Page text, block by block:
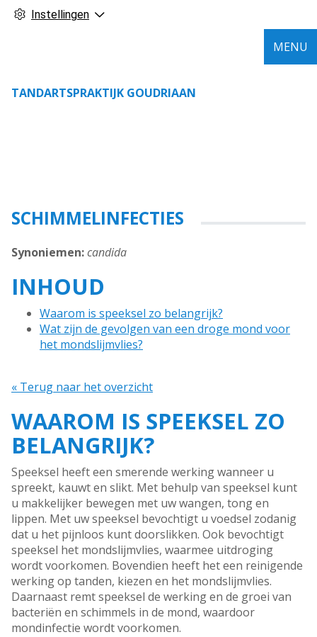
Instellingen
TANDARTSPRAKTIJK GOUDRIAAN
MENU
SCHIMMELINFECTIES
Synoniemen:candida
INHOUD
Waarom is speeksel zo belangrijk?
Wat zijn de gevolgen van een droge mond voor
het mondslijmvlies?
« Terug naar het overzicht
WAAROM IS SPEEKSEL ZO
BELANGRIJK?
Speeksel heeft een smerende werking wanneer u
spreekt, kauwt en slikt. Met behulp van speeksel kunt
u makkelijker bewegen met uw wangen, tong en
lippen. Met uw speeksel bevochtigt u voedsel zodanig
dat u het pijnloos kunt doorslikken. Ook bevochtigt
speeksel het mondslijmvlies, waarmee uitdroging
wordt voorkomen. Bovendien heeft het een reinigende
werking op tanden, kiezen en het mondslijmvlies.
Daarnaast remt speeksel de werking en de groei van
bacteriën en schimmels in de mond, waardoor
mondinfectie wordt voorkomen.